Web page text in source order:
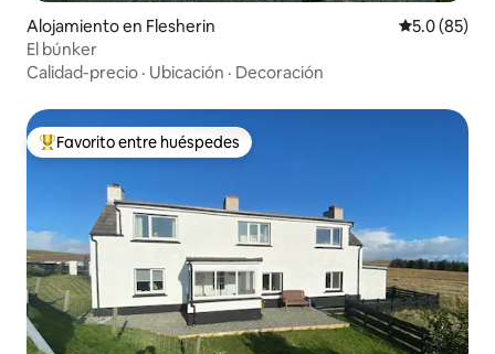
Alojamiento en Flesherin Calificación
5.0 (85)
El búnker
Calidad-precio · Ubicación · Decoración
Favorito entre huéspedes preferido
Favorito entre huéspedes